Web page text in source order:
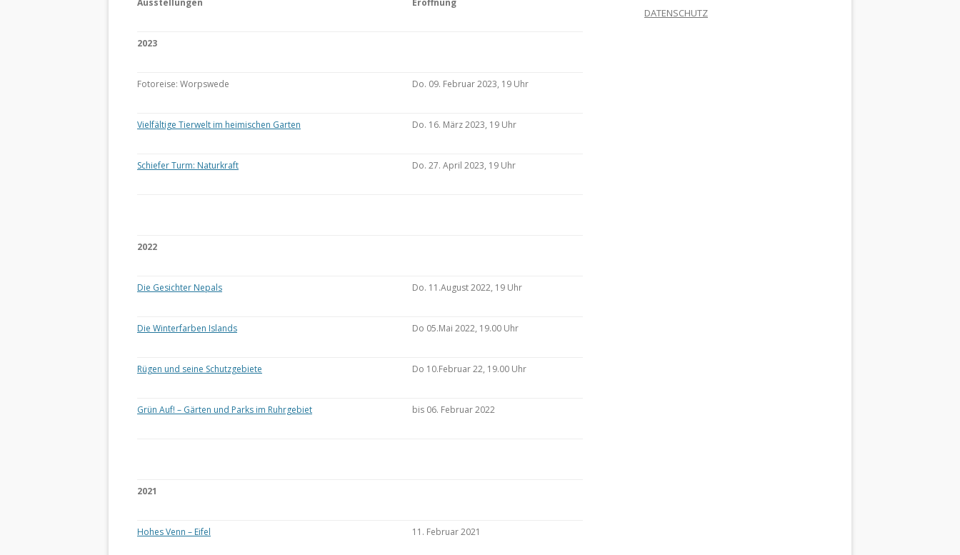
Ausstellungen Eröffnung
2023
Fotoreise: Worpswede Do. 09. Februar 2023, 19 Uhr
Vielfältige Tierwelt im heimischen Garten Do. 16. März 2023, 19 Uhr
Schiefer Turm: Naturkraft Do. 27. April 2023, 19 Uhr
2022
Die Gesichter Nepals Do. 11.August 2022, 19 Uhr
Die Winterfarben Islands Do 05.Mai 2022, 19.00 Uhr
Rügen und seine Schutzgebiete Do 10.Februar 22, 19.00 Uhr
Grün Auf! – Gärten und Parks im Ruhrgebiet bis 06. Februar 2022
2021
Hohes Venn – Eifel 11. Februar 2021
DATENSCHUTZ